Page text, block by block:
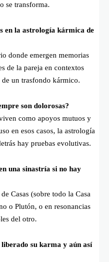
se transforma.
en la astrología kármica de
donde emergen memorias
de la pareja en contextos
un trasfondo kármico.
son dolorosas?
como apoyos mutuos y
en esos casos, la astrología
hay pruebas evolutivas.
una sinastría si no hay
Casas (sobre todo la Casa
o Plutón, o en resonancias
del otro.
su karma y aún así